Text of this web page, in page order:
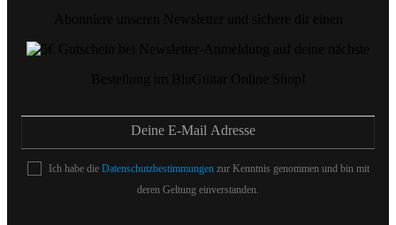
Ich habe die Datenschutzbestimmungenzur Kenntnis genommen und bin mit
deren Geltung einverstanden.